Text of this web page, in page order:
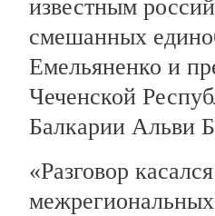
известным
смешанных
Емельяненко и
Чеченской
Балкарии Альви
«Разговор